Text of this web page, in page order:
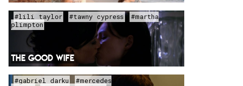
#lili taylor #tawny cypress
#martha
plimpton
THE GOOD WIFE
#gabriel darku
#mercedes